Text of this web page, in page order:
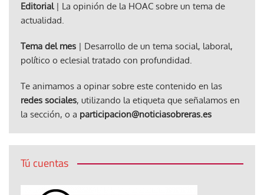
Editorial| La opinión de la HOAC sobre un tema de
actualidad.
Tema del mes | Desarrollo de un tema social, laboral,
político o eclesial tratado con profundidad.
Te animamos a opinar sobre este contenido en las
redes sociales, utilizando la etiqueta que señalamos en
la sección, o a participacion@noticiasobreras.es
Tú cuentas